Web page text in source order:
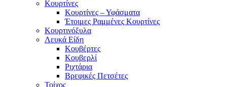
Κουρτίνες
Κουρτίνες – Υφάσματα
Έτοιμες Ραμμένες Κουρτίνες
Κουρτινόξυλα
Λευκά Είδη
Κουβέρτες
Κουβερλί
Ριχτάρια
Βρεφικές Πετσέτες
Τοίχος